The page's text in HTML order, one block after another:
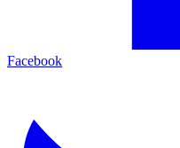
Facebook